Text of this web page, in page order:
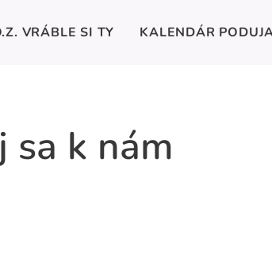
VRÁBLE SI TY KALENDÁR
sa k nám